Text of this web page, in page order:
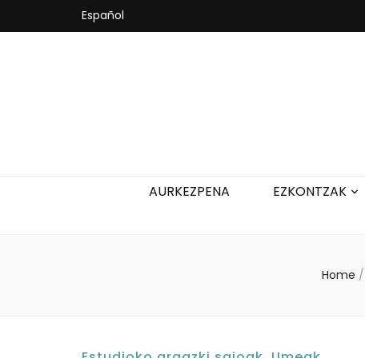
Español
AURKEZPENA EZKONTZAK
Home /